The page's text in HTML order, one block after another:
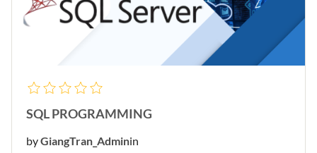
SQL PROGRAMMING
byGiangTran_Adminin